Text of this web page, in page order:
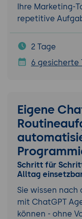
Ihre Marketing-
repetitive
2 Tage
6 gesicherte
Eigene
Schritt für
Alltag
Sie wissen nach
mit ChatGPT
können - ohne